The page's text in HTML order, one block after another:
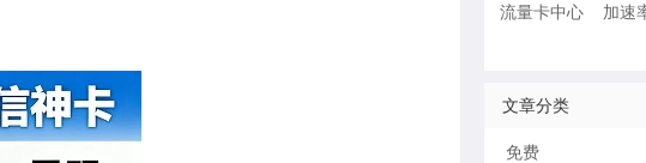
流量卡中心
加速
文章分类
免费